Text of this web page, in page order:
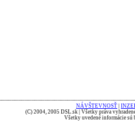
NÁVŠTEVNOSŤ
(C) 2004, 2005 DSL.sk | Všetky práva
Všetky uvedené informácie sú